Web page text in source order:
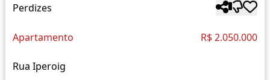
Perdizes
Apartamento R$ 2.050.000
Rua Iperoig